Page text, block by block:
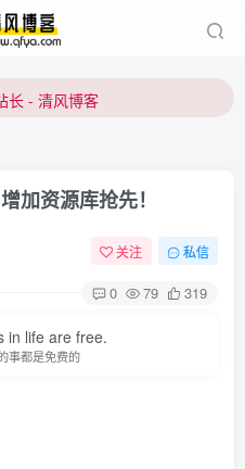
- 清风博客
长 - 清风博客
加资源库抢先！
关注 私信
0 79 319
in life are free.
事都是免费的